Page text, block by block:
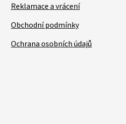
Reklamace a vrácení
Obchodní podmínky
Ochrana osobních údajů